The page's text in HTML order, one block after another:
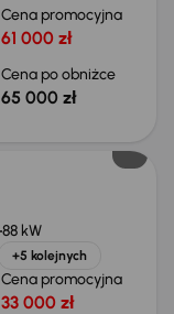
Cena promocyjna
61 000 zł
Cena po obniżce
65 000 zł
88 kW
+5 kolejnych
Cena promocyjna
33 000 zł